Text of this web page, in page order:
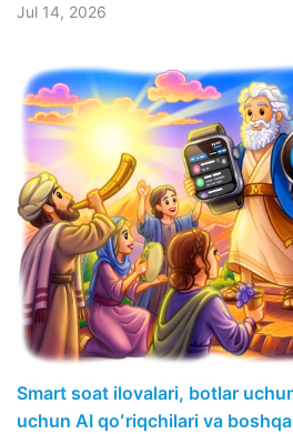
Jul 14, 2026
Smart soat ilovalari, botlar
uchun AI qoʻriqchilari va